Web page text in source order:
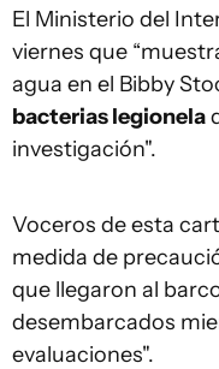
El Ministerio del
viernes que
agua en el Bibby
bacterias legionela
investigación".
Voceros de esta
medida de
que llegaron al
desembarcados
evaluaciones".